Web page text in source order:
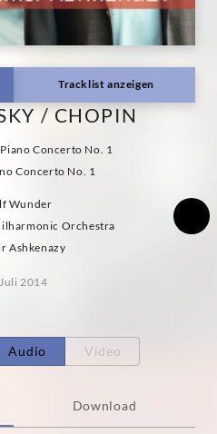
Tracklist anzeigen
/ CHOPIN
Concerto No. 1
Concerto No. 1
Wunder
Orchestra
Ashkenazy
2014
Audio Video
Download